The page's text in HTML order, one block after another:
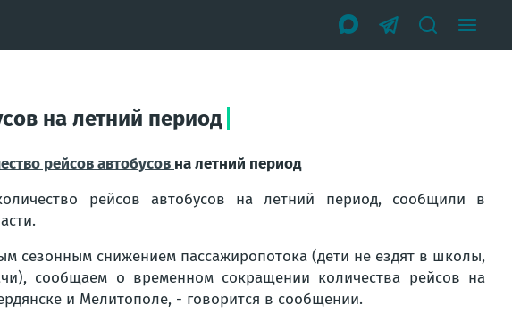
на летний период
рейсов автобусов на летний период
рейсов автобусов на летний период, сообщили в
сезонным снижением пассажиропотока (дети не ездят в школы,
сообщаем о временном сокращении количества рейсов на
и Мелитополе, - говорится в сообщении.